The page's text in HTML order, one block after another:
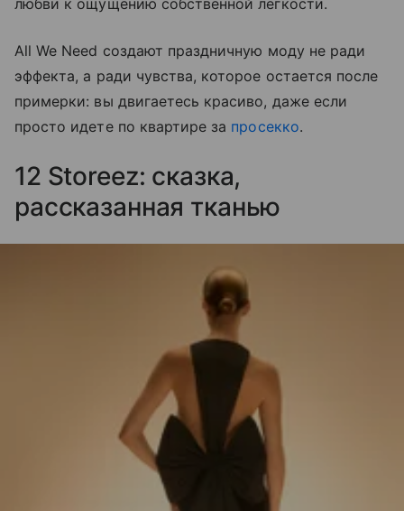
All We Need создают праздничную моду не ради
эффекта, а ради чувства, которое остается после
примерки: вы двигаетесь красиво, даже если
просто идете по квартире за просекко.
12 Storeez: сказка,
рассказанная тканью